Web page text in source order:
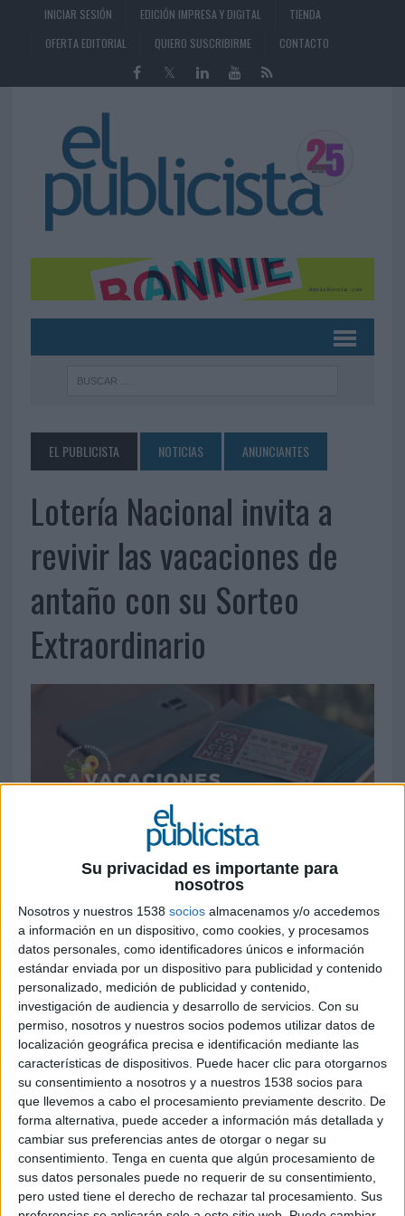
Su privacidad es importante para
nosotros
Nosotros y nuestros 1538 socios almacenamos y/o accedemos
a información en un dispositivo, como cookies, y procesamos
datos personales, como identificadores únicos e información
estándar enviada por un dispositivo para publicidad y contenido
personalizado, medición de publicidad y contenido,
investigación de audiencia y desarrollo de servicios. Con su
permiso, nosotros y nuestros socios podemos utilizar datos de
localización geográfica precisa e identificación mediante las
características de dispositivos. Puede hacer clic para otorgarnos
su consentimiento a nosotros y a nuestros 1538 socios para
que llevemos a cabo el procesamiento previamente descrito. De
forma alternativa, puede acceder a información más detallada y
cambiar sus preferencias antes de otorgar o negar su
consentimiento. Tenga en cuenta que algún procesamiento de
sus datos personales puede no requerir de su consentimiento,
pero usted tiene el derecho de rechazar tal procesamiento. Sus
INICIAR SESIÓN EDICIÓN IMPRESA Y DIGITAL
TIENDA
OFERTA EDITORIAL
QUIERO SUSCRIBIRME CONTACTO
EL PUBLICISTA NOTICIAS ANUNCIANTES
Lotería Nacional invita a
revivir las vacaciones de
antaño con su Sorteo
Extraordinario
La nueva campaña gira en torno al recuerdo
de los días libres que se pasaban en familia
para hacer un guiño a volver a disfrutar de
esos días con el Sorteo extra de verano
Llega el verano y como cada año, llega la
campaña de Lotería Nacional para anunciar su
Sorteo Extraordinario de Vacaciones , que
otorga 20 millones al décimo premiado. El
número galardonado se dará a conocer el
próximo sábado 6 de julio para regalar
vacaciones “como siempre habías soñado”
Las historias cotidianas y cercanas se vuelven a
tratar una vez más desde la complicidad. La
campaña busca conectar con la gente en torno al
recuerdo, la mención de las vacaciones ‘de antes’